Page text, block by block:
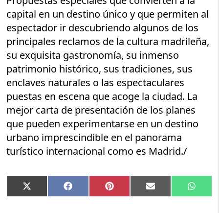
capital en un destino único y que permiten al
espectador ir descubriendo algunos de los
principales reclamos de la cultura madrileña,
su exquisita gastronomía, su inmenso
patrimonio histórico, sus tradiciones, sus
enclaves naturales o las espectaculares
puestas en escena que acoge la ciudad. La
mejor carta de presentación de los planes
que pueden experimentarse en un destino
urbano imprescindible en el panorama
turístico internacional como es Madrid./
Compartir
en
X
(Twitter)
Compartir
en
Facebook Compartir
en
Pinterest Compartir
en
Email
en